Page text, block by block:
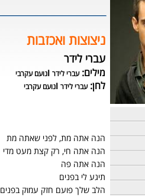
ניצוצות ואכזבות
עברי לידר
מילים:עברי לידר ונועם עקרבי
לחן:עברי לידר ונועם עקרבי
הנה אתה מת, לפני שאתה מת
הנה אתה חי, רק קצת מעט מדי
הנה אתה פה
תיגע לי בפנים
הלב שלך פועם חזק עמוק בפנים